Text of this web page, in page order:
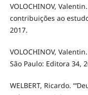
VOLOCHINOV,
contribuições ao
2017.
VOLOCHINOV,
São Paulo: Editora 34,
WELBERT, Ricardo.